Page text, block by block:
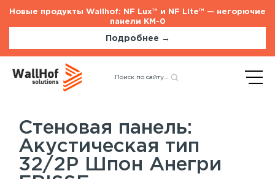
Новые продукты Wallhof: NF Lux™ и NF Lite™ — негорючие
панели КМ-0
Подробнее →
Стеновые панели
Шпонированные панели
Услуги
Монтаж акустических панелей
Назад
Акустические панели
Стеновая панель:
Акустическая тип
32/2P Шпон Анегри